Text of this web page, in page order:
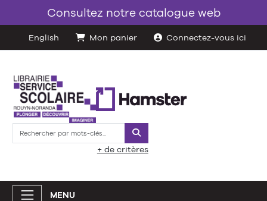
Consultez notre catalogue web
English Mon panier Connectez-vous ici
Rechercher
+ de critères
MENU